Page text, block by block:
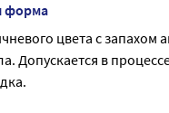
дыхательных путей;
обладает
содержанием в
форма
цвета с запахом
Допускается в